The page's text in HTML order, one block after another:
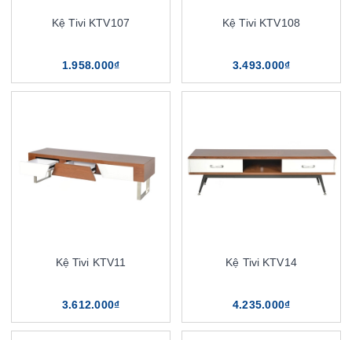
Kệ Tivi KTV107
1.958.000₫
Kệ Tivi KTV108
3.493.000₫
Kệ Tivi KTV11
3.612.000₫
Kệ Tivi KTV14
4.235.000₫